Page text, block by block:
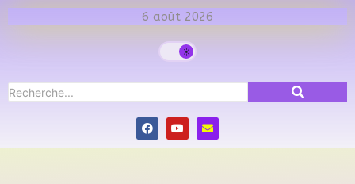
6 août 2026